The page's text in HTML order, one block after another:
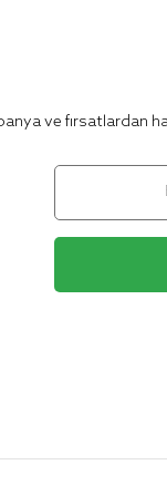
ve fırsatlardan